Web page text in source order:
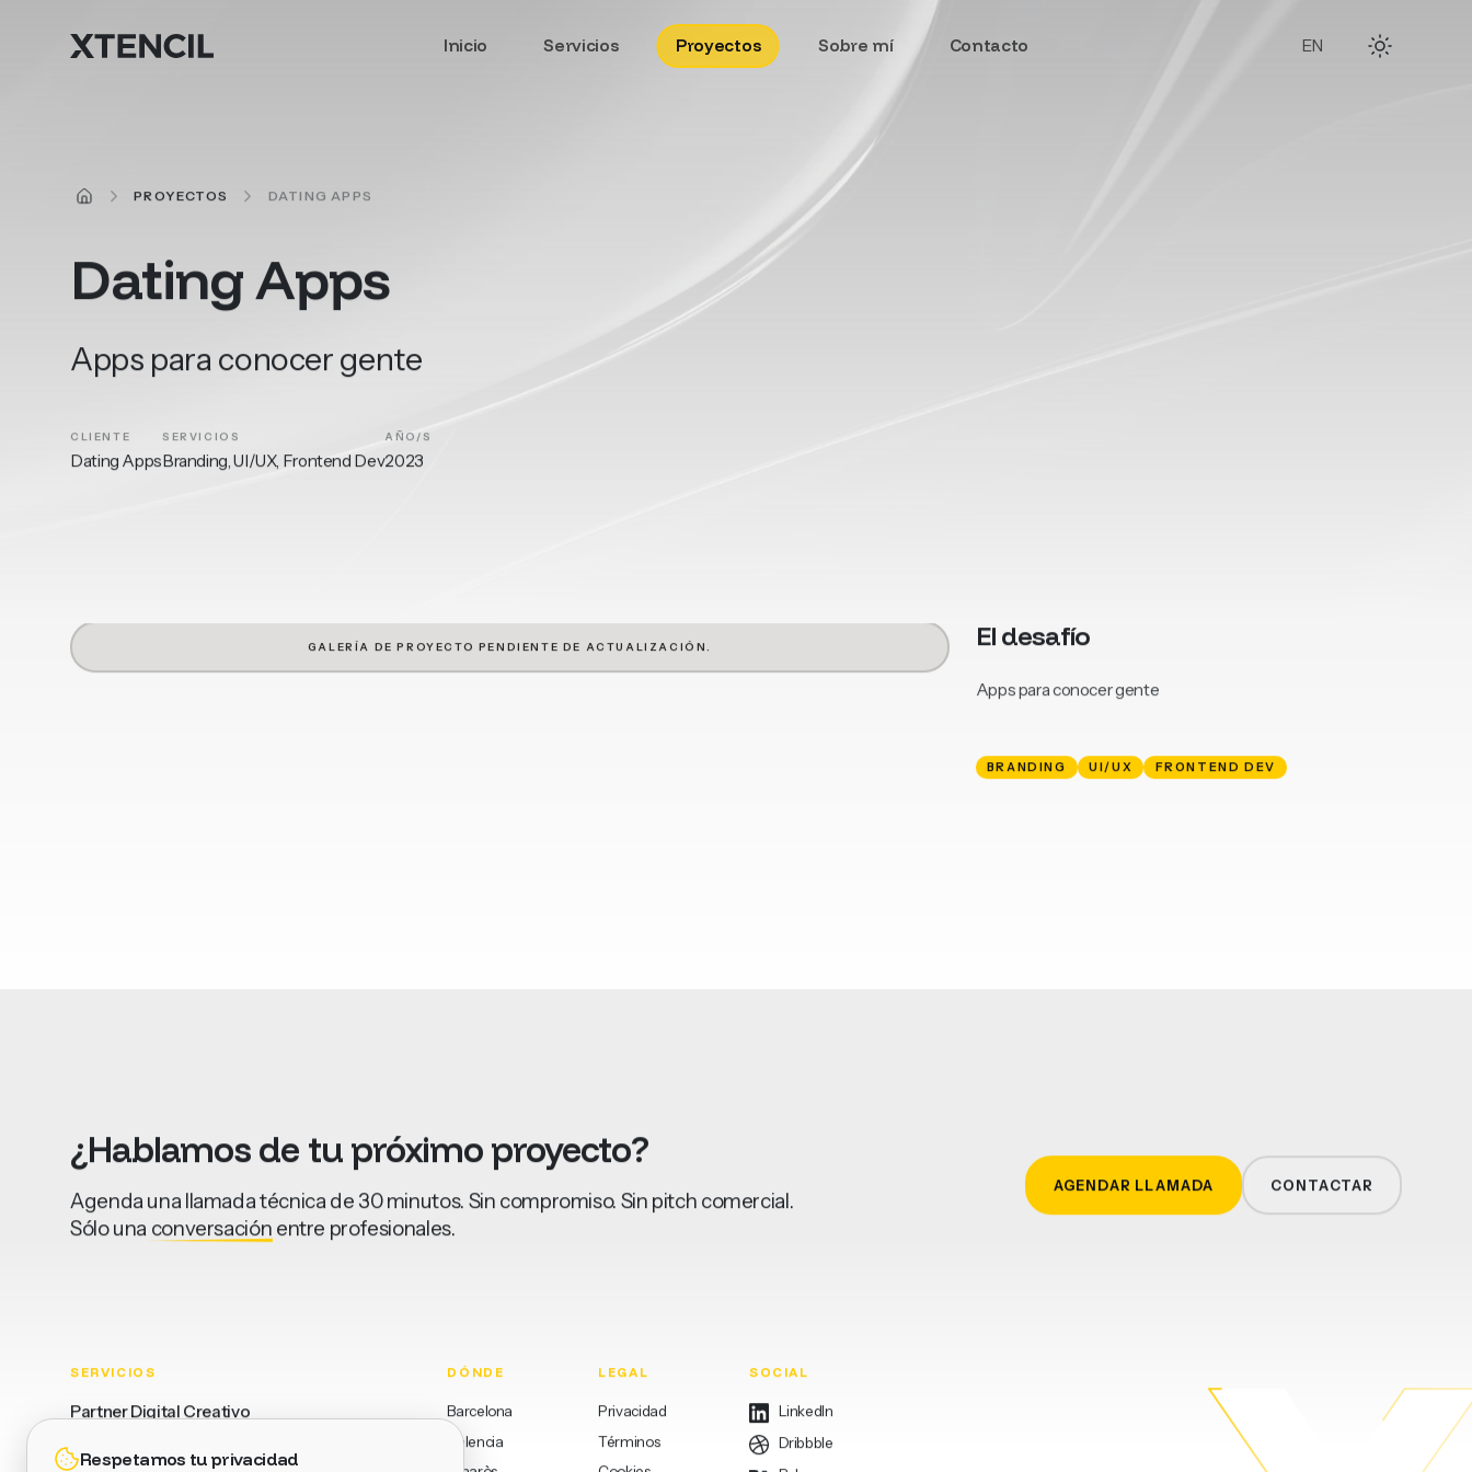
Inicio
Servicios Proyectos Sobre mí Contacto EN
INICIO PROYECTOS DATING APPS
DatingApps
Apps para conocer gente
CLIENTE
Dating Apps
SERVICIOS
Branding, UI/UX, Frontend Dev
AÑO/S
2023
GALERÍA DE PROYECTO PENDIENTE DE ACTUALIZACIÓN. El desafío
Apps para conocer gente
BRANDING UI/UX FRONTEND DEV
¿Hablamos de tu próximo proyecto?
Agenda una llamada técnica de 30 minutos. Sin compromiso. Sin pitch comercial.
Sólo una conversaciónentre profesionales.
AGENDAR LLAMADA CONTACTAR
SERVICIOS
Partner Digital Creativo
Proyectos Web y Ecommerce
DÓNDE
Barcelona
Valencia
LEGAL
Privacidad
Términos
SOCIAL
LinkedIn
Dribbble
Respetamos tu privacidad